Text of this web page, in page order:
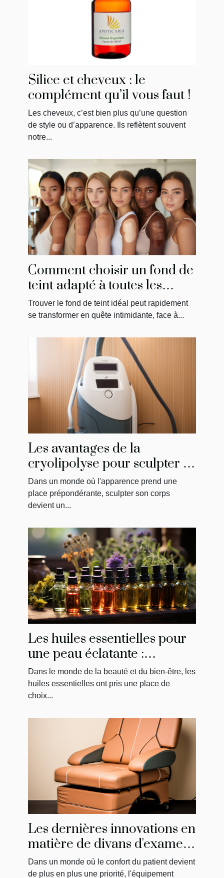
Silice et cheveux : le
complément qu’il vous faut !
Les cheveux, c’est bien plus qu’une question
de style ou d’apparence. Ils reflètent souvent
notre...
Comment choisir un fond de
teint adapté à toutes les
carnations
Trouver le fond de teint idéal peut rapidement
se transformer en quête intimidante, face à...
Les avantages de la
cryolipolyse pour sculpter le
corps
Dans un monde où l'apparence prend une
place prépondérante, sculpter son corps
devient un...
Les huiles essentielles pour
une peau éclatante :
bienfaits et utilisations
Dans le monde de la beauté et du bien-être, les
huiles essentielles ont pris une place de
choix...
Les dernières innovations en
matière de divans d'examen
pour un confort maximal
Dans un monde où le confort du patient devient
de plus en plus une priorité, l'équipement